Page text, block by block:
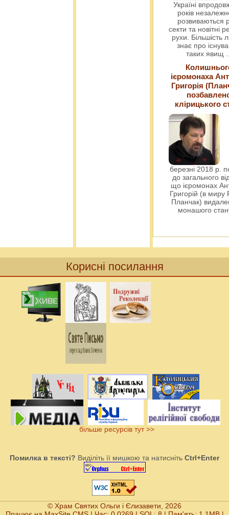
Україні
років
розвиваються
секти та новітні
рухи. Більшість
знає про
таких явищ
ієромонаха
Григорія
клірицького
березні 2018 р.
до загального
що ієромонах
Григорій (в миру
Планчак)
монашого
Корисні посилання
більше ресурсів тут >>
Помилка в тексті? Виділіть її мишкою та натисніть Ctrl+Enter
© Храм Святих Ольги і Єлизавети, 2026